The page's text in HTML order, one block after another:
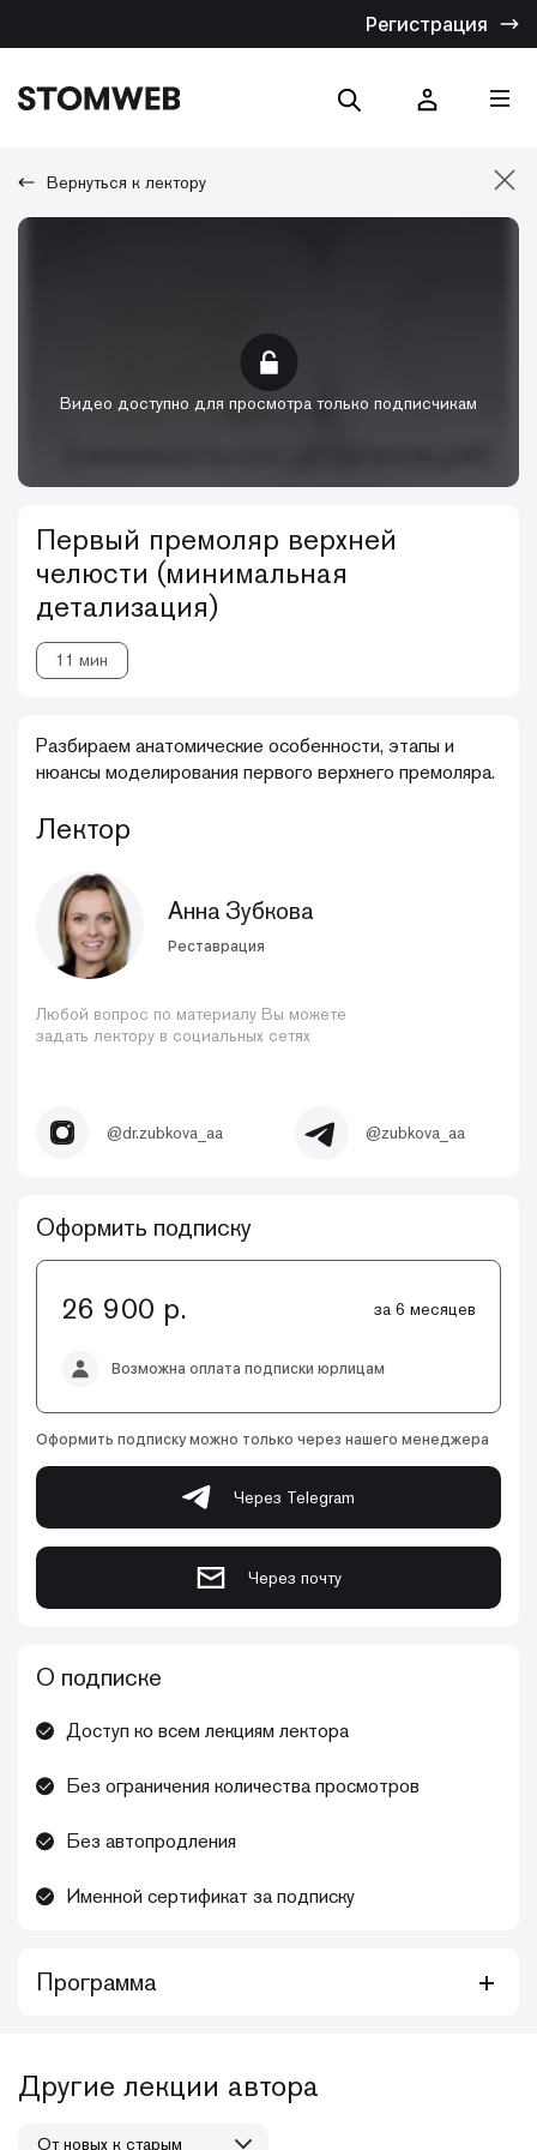
Регистрация
Вернуться к лектору
Видео доступно для просмотра только подписчикам
Первый премоляр верхней
челюсти (минимальная
детализация)
11 мин
Разбираем анатомические особенности, этапы и
нюансы моделирования первого верхнего премоляра.
Лектор
Анна Зубкова
Реставрация
Любой вопрос по материалу Вы можете
задать лектору в социальных сетях
@dr.zubkova_aa @zubkova_aa
Оформить подписку
26 900 р. за 6 месяцев
Возможна оплата подписки юрлицам
Оформить подписку можно только через нашего менеджера
Через Telegram
Через почту
О подписке
Доступ ко всем лекциям лектора
Без ограничения количества просмотров
Без автопродления
Именной сертификат за подписку
Программа
предсказуемого результата» включает видеозаписи
лечения у детей и взрослых, теоретический блок,
лечения, начиная от диагностики и анестезии, заканчивая
Другие лекции автора
От новых к старым
Отмена